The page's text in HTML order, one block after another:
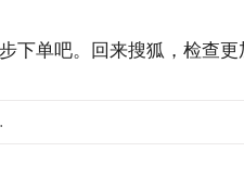
单吧。回来搜狐，检查更